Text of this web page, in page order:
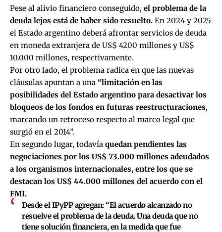
Pese al alivio financiero conseguido, el problema de la
deuda lejos está de haber sido resuelto. En 2024 y 2025
el Estado argentino deberá afrontar servicios de deuda
en moneda extranjera de US$ 4200 millones y US$
10.000 millones, respectivamente.
Por otro lado, el problema radica en que las nuevas
cláusulas apuntan a una “limitación en las
posibilidades del Estado argentino para desactivar los
bloqueos de los fondos en futuras reestructuraciones,
marcando un retroceso respecto al marco legal que
surgió en el 2014”.
En segundo lugar, todavía quedan pendientes las
negociaciones por los US$ 73.000 millones adeudados
a los organismos internacionales, entre los que se
destacan los US$ 44.000 millones del acuerdo con el
FMI.
Desde el IPyPP agregan: “El acuerdo alcanzado no
resuelve el problema de la deuda. Una deuda que no
tiene solución financiera, en la medida que fue